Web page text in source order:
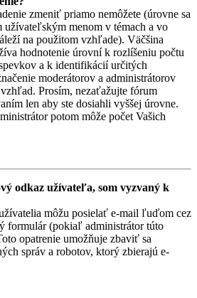
zmeniť priamo nemôžete (úrovne sa
užívateľským menom v témach a vo
na použitom vzhľade). Väčšina
hodnotenie úrovní k rozlíšeniu počtu
a k identifikácií určitých
moderátorov a administrátorov
Prosím, nezaťažujte fórum
len aby ste dosiahli vyššej úrovne.
potom môže počet Vašich
odkaz užívateľa, som vyzvaný k
môžu posielať e-mail ľuďom cez
formulár (pokiaľ administrátor túto
opatrenie umožňuje zbaviť sa
správ a robotov, ktorý zbierajú e-